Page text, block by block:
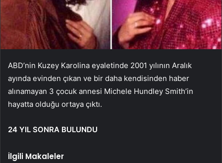
ABD’nin Kuzey Karolina eyaletinde 2001 yılının Aralık
ayında evinden çıkan ve bir daha kendisinden haber
alınamayan 3 çocuk annesi Michele Hundley Smith’in
hayatta olduğu ortaya çıktı.
24 YIL SONRA BULUNDU
İlgili Makaleler